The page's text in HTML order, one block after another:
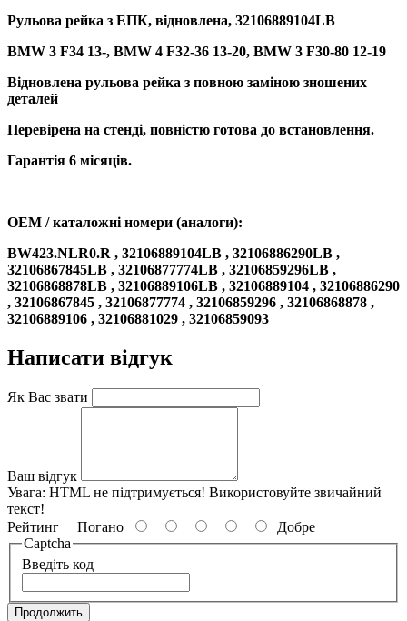
Рульова рейка з ЕПК, відновлена, 32106889104LB
BMW 3 F34 13-, BMW 4 F32-36 13-20, BMW 3 F30-80 12-19
Відновлена рульова рейка з повною заміною зношених
деталей
Перевірена на стенді, повністю готова до встановлення.
Гарантія 6 місяців.
OEM / каталожні номери (аналоги):
BW423.NLR0.R , 32106889104LB , 32106886290LB ,
32106867845LB , 32106877774LB , 32106859296LB ,
32106868878LB , 32106889106LB , 32106889104 , 32106886290
, 32106867845 , 32106877774 , 32106859296 , 32106868878 ,
32106889106 , 32106881029 , 32106859093
Написати відгук
Як Вас звати
Ваш відгук
Увага: HTML не підтримується! Використовуйте звичайний
текст!
Рейтинг Погано
Добре
Captcha
Введіть код
Продолжить